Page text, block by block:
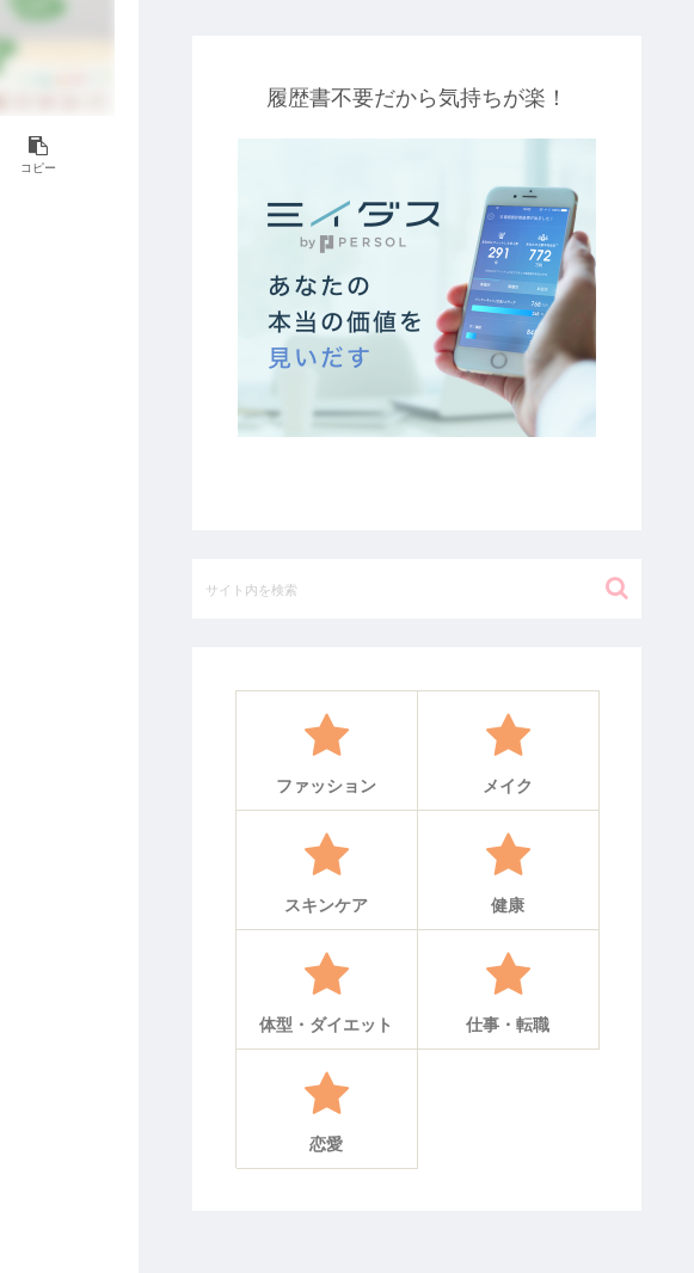
コピー
履歴書不要だから気持ちが楽！
ファッション メイク
スキンケア 健康
体型・ダイエット 仕事・転職
恋愛